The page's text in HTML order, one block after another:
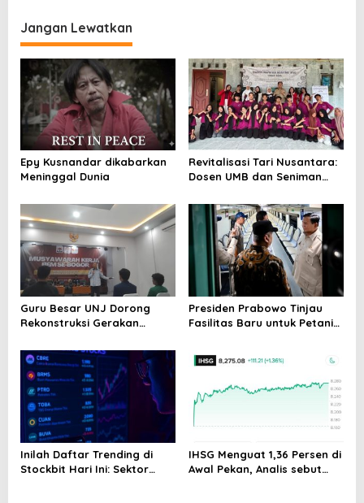
i
g
a
s
i
p
o
Jangan Lewatkan
Epy Kusnandar dikabarkan
Meninggal Dunia
Revitalisasi Tari Nusantara:
Dosen UMB dan Seniman
Tradisional Menjadi
Kontemporer di Tanjung
Lesung
Guru Besar UNJ Dorong
Rekonstruksi Gerakan
Terkait Isu HAM Papua
Presiden Prabowo Tinjau
Fasilitas Baru untuk Petani
Inilah Daftar Trending di
Stockbit Hari Ini: Sektor
IHSG Menguat 1,36 Persen di
Awal Pekan, Analis sebut